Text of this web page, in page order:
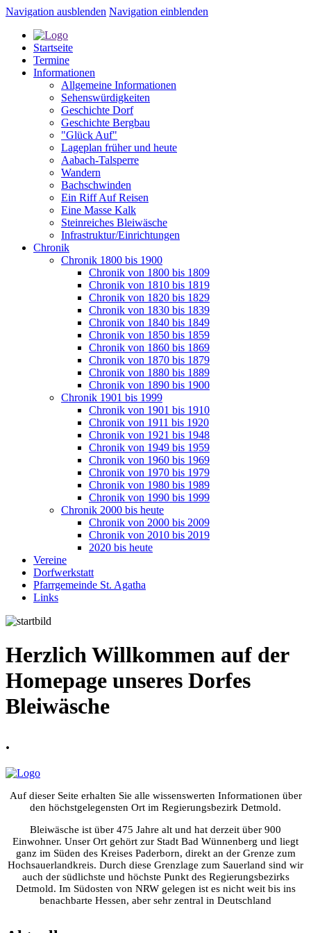
Navigation ausblenden Navigation einblenden
Startseite
Termine
Informationen
Allgemeine Informationen
Sehenswürdigkeiten
Geschichte Dorf
Geschichte Bergbau
"Glück Auf"
Lageplan früher und heute
Aabach-Talsperre
Wandern
Bachschwinden
Ein Riff Auf Reisen
Eine Masse Kalk
Steinreiches Bleiwäsche
Infrastruktur/Einrichtungen
Chronik
Chronik 1800 bis 1900
Chronik von 1800 bis 1809
Chronik von 1810 bis 1819
Chronik von 1820 bis 1829
Chronik von 1830 bis 1839
Chronik von 1840 bis 1849
Chronik von 1850 bis 1859
Chronik von 1860 bis 1869
Chronik von 1870 bis 1879
Chronik von 1880 bis 1889
Chronik von 1890 bis 1900
Chronik 1901 bis 1999
Chronik von 1901 bis 1910
Chronik von 1911 bis 1920
Chronik von 1921 bis 1948
Chronik von 1949 bis 1959
Chronik von 1960 bis 1969
Chronik von 1970 bis 1979
Chronik von 1980 bis 1989
Chronik von 1990 bis 1999
Chronik 2000 bis heute
Chronik von 2000 bis 2009
Chronik von 2010 bis 2019
2020 bis heute
Vereine
Dorfwerkstatt
Pfarrgemeinde St. Agatha
Links
Herzlich Willkommen auf der
Homepage unseres Dorfes
Bleiwäsche
.
Auf dieser Seite erhalten Sie alle wissenswerten Informationen über
den höchstgelegensten Ort im Regierungsbezirk Detmold.
Bleiwäsche ist über 475 Jahre alt und hat derzeit über 900
Einwohner. Unser Ort gehört zur Stadt Bad Wünnenberg und liegt
ganz im Süden des Kreises Paderborn, direkt an der Grenze zum
Hochsauerlandkreis. Durch diese Grenzlage zum Sauerland sind wir
auch der südlichste und höchste Punkt des Regierungsbezirks
Detmold. Im Südosten von NRW gelegen ist es nicht weit bis ins
benachbarte Hessen, aber sehr zentral in Deutschland